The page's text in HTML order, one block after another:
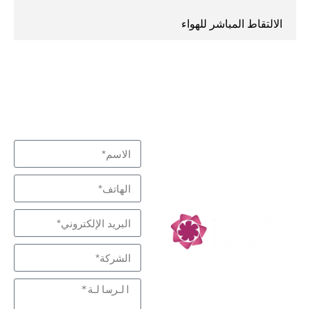
الالتقاط المباشر للهواء